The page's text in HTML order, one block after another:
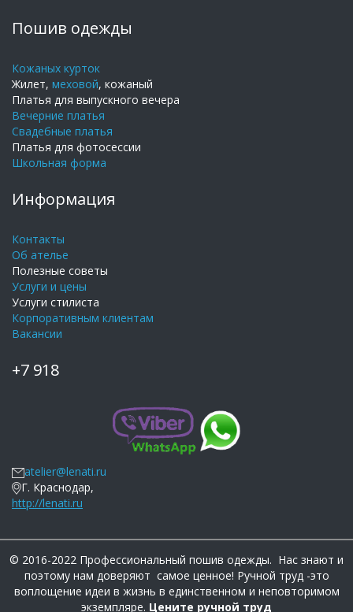
Пошив одежды
Кожаных курток
Жилет, меховой, кожаный
Платья для выпускного вечера
Вечерние платья
Свадебные платья
Платья для фотосессии
Школьная форма
Информация
Контакты
Об ателье
Полезные советы
Услуги и цены
Услуги стилиста
Корпоративным клиентам
Вакансии
+7 918
atelier@lenati.ru
Г. Краснодар,
http://lenati.ru
© 2016-2022 Профессиональный пошив одежды. Нас знают и
поэтому нам доверяют самое ценное! Ручной труд -это
воплощение идеи в жизнь в единственном и неповторимом
экземпляре. Цените ручной труд